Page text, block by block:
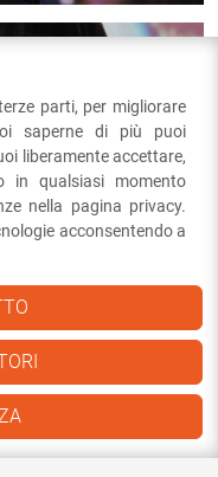
parti, per migliorare
saperne di più puoi
liberamente accettare,
in qualsiasi momento
nella pagina privacy.
acconsentendo a